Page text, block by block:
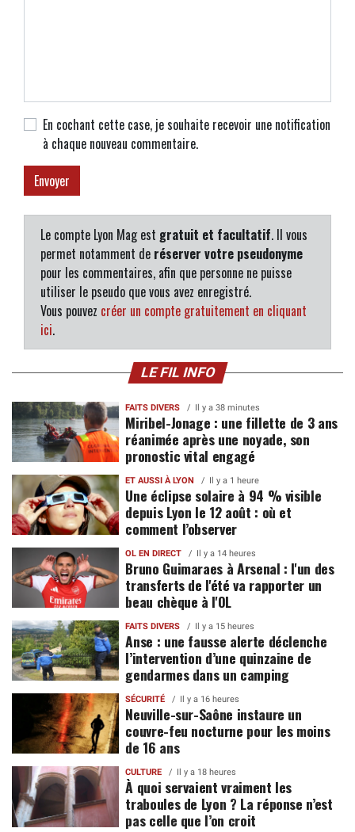
En cochant cette case, je souhaite recevoir une notification
à chaque nouveau commentaire.
Le compte Lyon Mag est gratuit et facultatif. Il vous
permet notamment de réserver votre pseudonyme
pour les commentaires, afin que personne ne puisse
utiliser le pseudo que vous avez enregistré.
Vous pouvez créer un compte gratuitement en cliquant
ici.
LE FIL INFO
FAITS DIVERS Il y a 38 minutes
Miribel-Jonage : une fillette de 3 ans
réanimée après une noyade, son
pronostic vital engagé
ET AUSSI À LYON Il y a 1 heure
Une éclipse solaire à 94 % visible
depuis Lyon le 12 août : où et
comment l’observer
OL EN DIRECT Il y a 14 heures
Bruno Guimaraes à Arsenal : l'un des
transferts de l'été va rapporter un
beau chèque à l'OL
FAITS DIVERS Il y a 15 heures
Anse : une fausse alerte déclenche
l’intervention d’une quinzaine de
gendarmes dans un camping
SÉCURITÉ Il y a 16 heures
Neuville-sur-Saône instaure un
couvre-feu nocturne pour les moins
de 16 ans
CULTURE Il y a 18 heures
À quoi servaient vraiment les
traboules de Lyon ? La réponse n’est
pas celle que l’on croit